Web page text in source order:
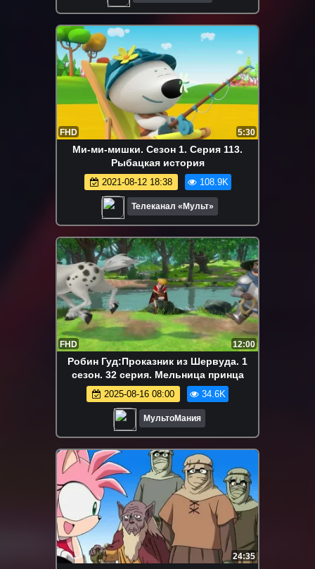
FHD 5:30
Ми-ми-мишки. Сезон 1. Серия 113.
Рыбацкая история
2021-08-12 18:38 108.9K
Телеканал «Мульт»
FHD 12:00
Робин Гуд:Проказник из Шервуда. 1
сезон. 32 серия. Мельница принца
2025-08-16 08:00 34.6K
МультоМания
24:35